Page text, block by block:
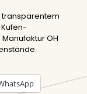
transparentem
OH